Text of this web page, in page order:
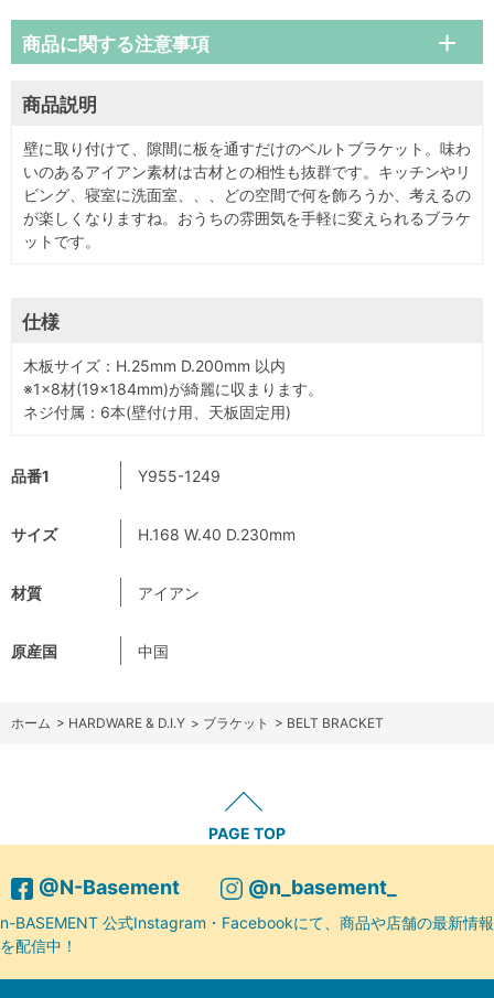
品番1 Y955-1249
サイズ H.168 W.40 D.230mm
材質 アイアン
原産国 中国
商品説明
壁に取り付けて、隙間に板を通すだけのベルトブラケット。味わ
いのあるアイアン素材は古材との相性も抜群です。キッチンやリ
ビング、寝室に洗面室、、、どの空間で何を飾ろうか、考えるの
が楽しくなりますね。おうちの雰囲気を手軽に変えられるブラケ
ットです。
商品に関する注意事項
仕様
木板サイズ：H.25mm D.200mm 以内
※1×8材(19×184mm)が綺麗に収まります。
ネジ付属：6本(壁付け用、天板固定用)
ホーム > HARDWARE & D.I.Y > ブラケット > BELT BRACKET
PAGE TOP
@N-Basement @n_basement_
n-BASEMENT 公式Instagram・Facebookにて、商品や店舗の最新情報
を配信中！